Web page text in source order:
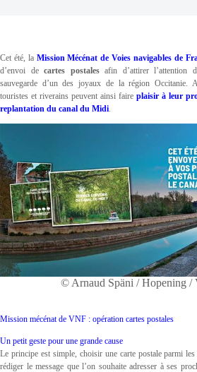
Cet été, la Mission Mécénat de Voies navigables de
d’envoi decartes postalesafin d’attirer l’attention
sauvegarde d’un des joyaux de la région Occitanie.
touristes et riverains peuvent ainsi faireplaisir à leur
replantation du canal du Midi.
© Arnaud Späni / Hopening /
Mission mécénat de VNF : opération cartes postales
Un petit geste pour une grande cause
Le principe est simple, choisir une carte postale parmi
rédiger le message que l’on souhaite adresser à ses